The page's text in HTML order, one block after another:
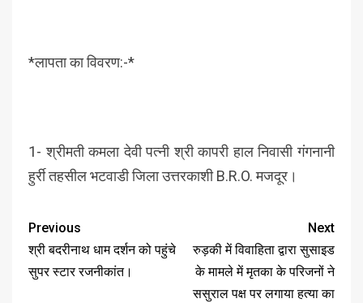
*लापता का विवरण:-*
1- श्रीमती कमला देवी पत्नी श्री कापरी हाल निवासी गंगनानी
हुर्री तहसील भटवाडी जिला उत्तरकाशी B.R.O. मजदूर।
Previous
श्री बदरीनाथ धाम दर्शन को पहुंचे
सुपर स्टार रजनीकांत।
Next
रुड़की में विवाहिता द्वारा सुसाइड
के मामले में मृतका के परिजनों ने
ससुराल पक्ष पर लगाया हत्या का